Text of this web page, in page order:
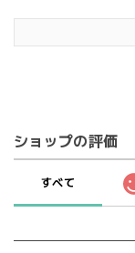
ショップの評価
すべて